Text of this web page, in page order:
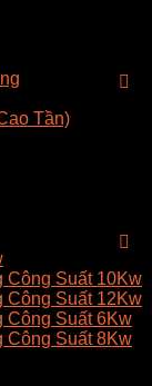
Tần)
Công Suất 10Kw
Công Suất 12Kw
Công Suất 6Kw
Công Suất 8Kw